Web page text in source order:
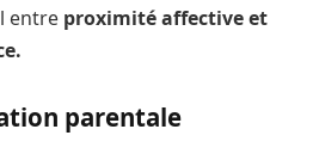
entre proximité affective et
parentale